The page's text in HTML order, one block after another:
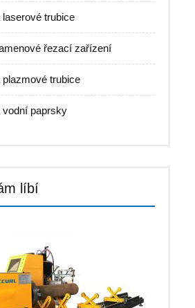
trubice
řezací zařízení
trubice
paprsky
líbí